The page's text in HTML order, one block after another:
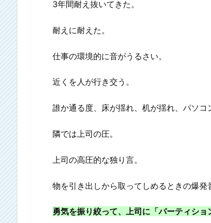
3年間耐え抜いてきた。
耐えに耐えた。
仕事の環境的に音がうるさい。
近くを人が行き交う。
誰か通る度、床が揺れ、机が揺れ、パソコ
隣では上司の圧。
上司の高圧的な独り言。
物を引き出しから取ってしめるときの爆発
勇気を振り絞って、上司に「パーティショ